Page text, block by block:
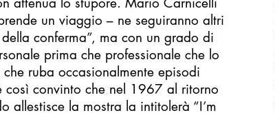
un viaggio – ne seguiranno altri
conferma”, ma con un grado di
prima che professionale che lo
ruba occasionalmente episodi
convinto che nel 1967 al ritorno
allestisce la mostra la intitolerà “I’m